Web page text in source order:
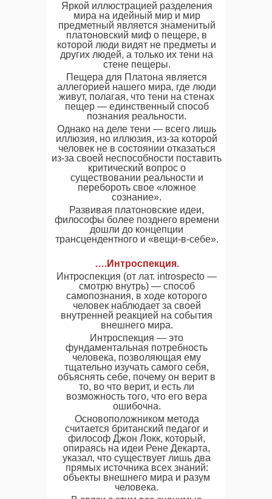
Яркой иллюстрацией разделения
мира на идейный мир и мир
предметный является знаменитый
платоновский миф о пещере, в
которой люди видят не предметы и
других людей, а только их тени на
стене пещеры.
Пещера для Платона является
аллегорией нашего мира, где люди
живут, полагая, что тени на стенах
пещер — единственный способ
познания реальности.
Однако на деле тени — всего лишь
иллюзия, но иллюзия, из-за которой
человек не в состоянии отказаться
из-за своей неспособности поставить
критический вопрос о
существовании реальности и
перебороть свое «ложное
сознание».
Развивая платоновские идеи,
философы более позднего времени
дошли до концепции
трансцендентного и «вещи-в-себе».
….Интроспекция.
Интроспекция (от лат. introspecto —
смотрю внутрь) — способ
самопознания, в ходе которого
человек наблюдает за своей
внутренней реакцией на события
внешнего мира.
Интроспекция — это
фундаментальная потребность
человека, позволяющая ему
тщательно изучать самого себя,
объяснять себе, почему он верит в
то, во что верит, и есть ли
возможность того, что его вера
ошибочна.
Основоположником метода
считается британский педагог и
философ Джон Локк, который,
опираясь на идеи Рене Декарта,
указал, что существует лишь два
прямых источника всех знаний:
объекты внешнего мира и разум
человека.